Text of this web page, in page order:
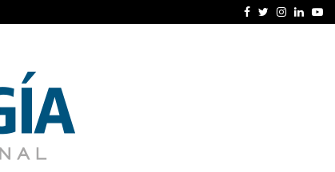
Facebook
Twitter